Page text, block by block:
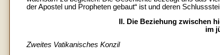
der Apostel und Propheten gebaut“ ist und deren
II. Die Beziehung zwischen
im
Zweites Vatikanisches Konzil